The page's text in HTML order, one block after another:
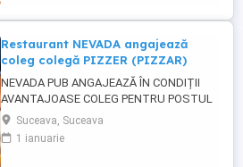
Restaurant NEVADA angajează
coleg colegă PIZZER (PIZZAR)
NEVADA PUB ANGAJEAZĂ ÎN CONDIȚII
AVANTAJOASE COLEG PENTRU POSTUL
DE PIZZER (PIZZAR). CĂUTĂM UN COLEG
CARE A MAI LUCRAT ÎN DOMENIU, CU
EXPERIENTĂ ÎN PERPARAREA PIZZA.
Suceava, Suceava
1 ianuarie